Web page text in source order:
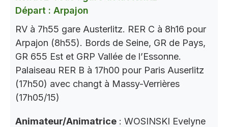
Départ : Arpajon
RV à 7h55 gare Austerlitz. RER C à 8h16 pour
Arpajon (8h55). Bords de Seine, GR de Pays,
GR 655 Est et GRP Vallée de l’Essonne.
Palaiseau RER B à 17h00 pour Paris Auserlitz
(17h50) avec changt à Massy-Verrières
(17h05/15)
Animateur/Animatrice : WOSINSKI Evelyne